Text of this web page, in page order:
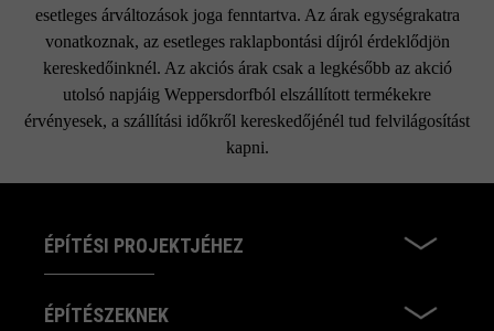
esetleges árváltozások joga fenntartva. Az árak egységrakatra
vonatkoznak, az esetleges raklapbontási díjról érdeklődjön
kereskedőinknél. Az akciós árak csak a legkésőbb az akció
utolsó napjáig Weppersdorfból elszállított termékekre
érvényesek, a szállítási időkről kereskedőjénél tud felvilágosítást
kapni.
ÉPÍTÉSI PROJEKTJÉHEZ
ÉPÍTÉSZEKNEK